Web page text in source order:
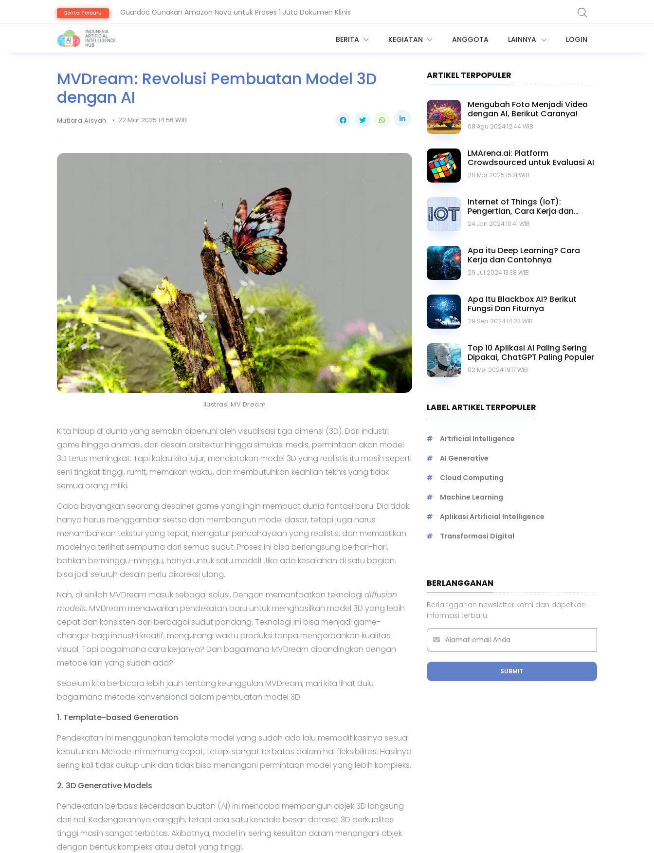
Berita Terbaru Guardoc Gunakan Amazon Nova untuk Proses 1 Juta Dokumen Klinis
BERITA KEGIATAN ANGGOTA LAINNYA LOGIN
MVDream: Revolusi Pembuatan Model 3D
dengan AI
Mutiara Aisyah • 22 Mar 2025 14.56 WIB
Ilustrasi MV Dream
Kita hidup di dunia yang semakin dipenuhi oleh visualisasi tiga dimensi (3D). Dari industri
game hingga animasi, dari desain arsitektur hingga simulasi medis, permintaan akan model
3D terus meningkat. Tapi kalau kita jujur, menciptakan model 3D yang realistis itu masih seperti
seni tingkat tinggi, rumit, memakan waktu, dan membutuhkan keahlian teknis yang tidak
semua orang miliki.
Coba bayangkan seorang desainer game yang ingin membuat dunia fantasi baru. Dia tidak
hanya harus menggambar sketsa dan membangun model dasar, tetapi juga harus
menambahkan tekstur yang tepat, mengatur pencahayaan yang realistis, dan memastikan
modelnya terlihat sempurna dari semua sudut. Proses ini bisa berlangsung berhari-hari,
bahkan berminggu-minggu, hanya untuk satu model! Jika ada kesalahan di satu bagian,
bisa jadi seluruh desain perlu dikoreksi ulang.
Nah, di sinilah MVDream masuk sebagai solusi. Dengan memanfaatkan teknologi diffusion
models, MVDream menawarkan pendekatan baru untuk menghasilkan model 3D yang lebih
cepat dan konsisten dari berbagai sudut pandang. Teknologi ini bisa menjadi game-
changer bagi industri kreatif, mengurangi waktu produksi tanpa mengorbankan kualitas
visual. Tapi bagaimana cara kerjanya? Dan bagaimana MVDream dibandingkan dengan
metode lain yang sudah ada?
Sebelum kita berbicara lebih jauh tentang keunggulan MVDream, mari kita lihat dulu
bagaimana metode konvensional dalam pembuatan model 3D.
1. Template-based Generation
Pendekatan ini menggunakan template model yang sudah ada lalu memodifikasinya sesuai
kebutuhan. Metode ini memang cepat, tetapi sangat terbatas dalam hal fleksibilitas. Hasilnya
sering kali tidak cukup unik dan tidak bisa menangani permintaan model yang lebih kompleks.
2. 3D Generative Models
Pendekatan berbasis kecerdasan buatan (AI) ini mencoba membangun objek 3D langsung
dari nol. Kedengarannya canggih, tetapi ada satu kendala besar: dataset 3D berkualitas
tinggi masih sangat terbatas. Akibatnya, model ini sering kesulitan dalam menangani objek
dengan bentuk kompleks atau detail yang tinggi.
ARTIKEL TERPOPULER
Mengubah Foto Menjadi Video
dengan AI, Berikut Caranya!
08 Agu 2024 12.44 WIB
LMArena.ai: Platform
Crowdsourced untuk Evaluasi AI
20 Mar 2025 15.31 WIB
Internet of Things (IoT):
Pengertian, Cara Kerja dan
Contohnya
24 Jan 2024 10.41 WIB
Apa itu Deep Learning? Cara
Kerja dan Contohnya
29 Jul 2024 13.38 WIB
Apa Itu Blackbox AI? Berikut
Fungsi Dan Fiturnya
29 Sep 2024 14.23 WIB
Top 10 Aplikasi AI Paling Sering
Dipakai, ChatGPT Paling Populer
02 Mei 2024 19.17 WIB
LABEL ARTIKEL TERPOPULER
Artificial Intelligence
AI Generative
Cloud Computing
Machine Learning
Aplikasi Artificial Intelligence
Transformasi Digital
BERLANGGANAN
Berlangganan newsletter kami dan dapatkan
informasi terbaru.
SUBMIT